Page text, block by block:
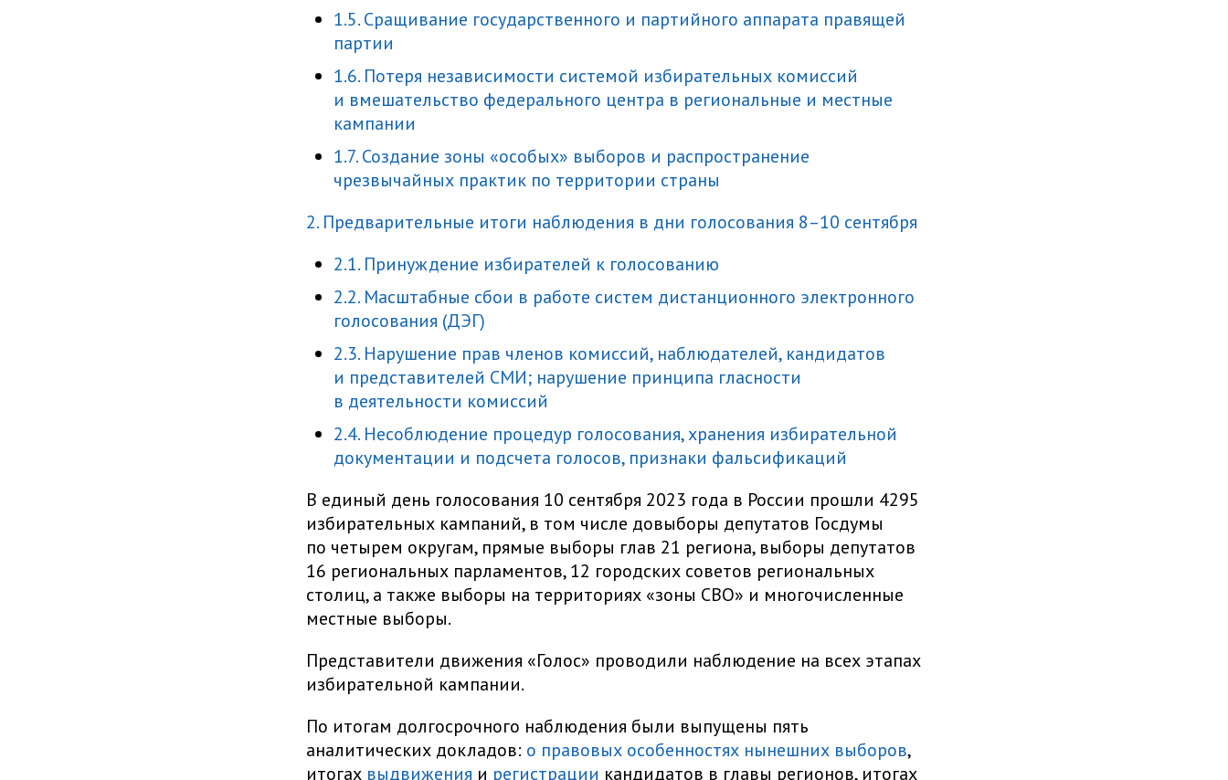
1.5. Сращивание государственного и партийного аппарата правящей
партии
1.6. Потеря независимости системой избирательных комиссий
и вмешательство федерального центра в региональные и местные
кампании
1.7. Создание зоны «особых» выборов и распространение
чрезвычайных практик по территории страны
2. Предварительные итоги наблюдения в дни голосования 8–10 сентября
2.1. Принуждение избирателей к голосованию
2.2. Масштабные сбои в работе систем дистанционного электронного
голосования (ДЭГ)
2.3. Нарушение прав членов комиссий, наблюдателей, кандидатов
и представителей СМИ; нарушение принципа гласности
в деятельности комиссий
2.4. Несоблюдение процедур голосования, хранения избирательной
документации и подсчета голосов, признаки фальсификаций
В единый день голосования 10 сентября 2023 года в России прошли 4295
избирательных кампаний, в том числе довыборы депутатов Госдумы
по четырем округам, прямые выборы глав 21 региона, выборы депутатов
16 региональных парламентов, 12 городских советов региональных
столиц, а также выборы на территориях «зоны СВО» и многочисленные
местные выборы.
Представители движения «Голос» проводили наблюдение на всех этапах
избирательной кампании.
По итогам долгосрочного наблюдения были выпущены пять
аналитических докладов: о правовых особенностях нынешних выборов,
итогах выдвижения и регистрации кандидатов в главы регионов, итогах